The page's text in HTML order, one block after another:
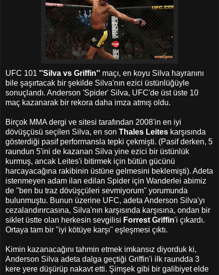
UFC 101 ''Silva vs Griffin'' maçı, en koyu Silva hayranını
bile şaşırtacak bir şekilde Silva'nın ezici üstünlüğüyle
sonuçlandı. Anderson 'Spider' Silva, UFC'de üst üste 10
maç kazanarak bir rekora daha imza atmış oldu.
Birçok MMA dergi ve sitesi tarafından 2008'in en iyi
dövüşçüsü seçilen Silva, en son Thales Leites karşısında
gösterdiği pasif performansla tepki çekmişti. (Pasif derken, 5
raundun 5'ini de kazanan Silva yine ezici bir üstünlük
kurmuş, ancak Leites'i bitirmek için bütün gücünü
harcayacağına rakibinin üstüne gelmesini beklemişti). Adeta
istenmeyen adam ilan edilan Spider için Wanderlei abimiz
de ''ben bu traz dövüşçüleri sevmiyorum'' yorumunda
bulunmuştu. Bunun üzerine UFC, adeta Anderson Silva'yı
cezalandırırcasına, Silva'nın karşısında karşısına, ondan bir
siklet üstte olan herkesin sevgilisi Forrest Griffin'i çıkardı.
Ortaya tam bir ''iyi kötüye karşı'' eşleşmesi çıktı.
Kimin kazanacağını tahmin etmek imkansız diyorduk ki,
Anderson Silva adeta dalga geçtiği Griffin'i ilk raundda 3
kere yere düşürüp nakavt etti. Şimşek gibi bir galibiyet elde